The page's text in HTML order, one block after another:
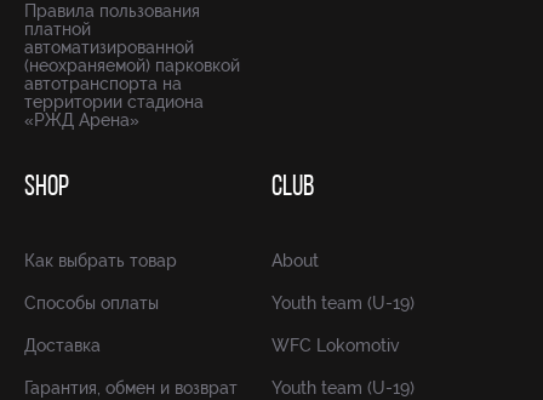
Правила пользования
платной
автоматизированной
(неохраняемой) парковкой
автотранспорта на
территории стадиона
«РЖД Арена»
SHOP
Как выбрать товар
Способы оплаты
Доставка
Гарантия, обмен и возврат
CLUB
About
Youth team (U-19)
WFC Lokomotiv
Youth team (U-19)